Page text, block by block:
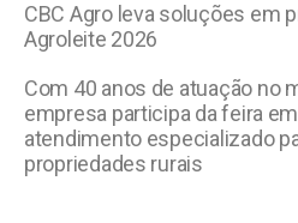
CBC Agro leva soluções em
Agroleite 2026
Com 40 anos de atuação no
empresa participa da feira
atendimento especializado
propriedades rurais